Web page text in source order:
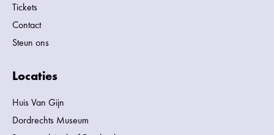
Tickets
Contact
Steun ons
Locaties
Huis Van Gijn
Dordrechts Museum